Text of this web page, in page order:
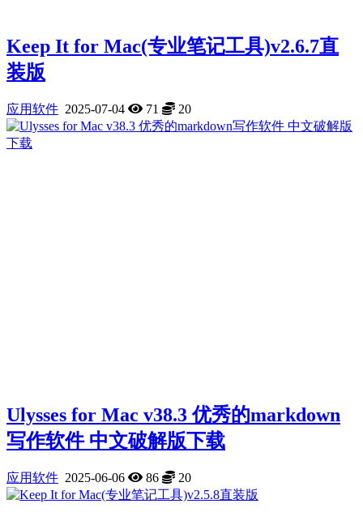
Keep It for Mac(专业笔记工具)v2.6.7直
装版
应用软件 2025-07-04 71 20
Ulysses for Mac v38.3 优秀的markdown
写作软件 中文破解版下载
应用软件 2025-06-06 86 20